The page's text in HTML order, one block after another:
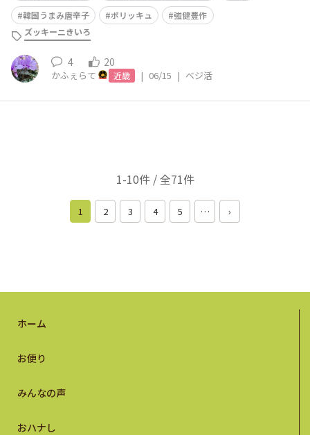
韓国うまみ唐辛子
ポリッキュ
強健豊作
ズッキーニきいろ
4 20
かふぇらて 近畿 | 06/15 | ベジ活
1-10件 / 全71件
1 2 3 4 5 … ›
ホーム
お便り
みんなの声
おハナし